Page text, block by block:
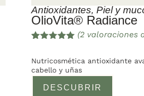
Antioxidantes, Piel y
OlioVita® Radiance
DESCUBRIR
5 en base
a
s de
(2 valoraciones
Nutricosmética antioxidante
cabello y uñas